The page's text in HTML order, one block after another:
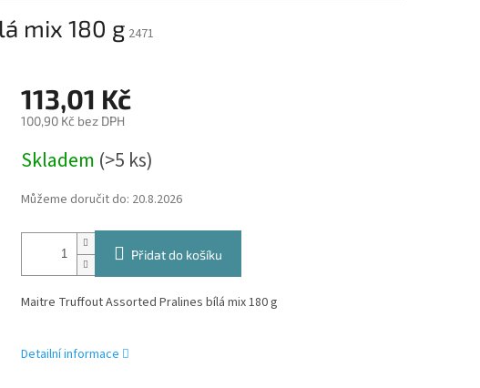
mix 180 g 2471
113,01 Kč
100,90 Kč bez DPH
cena:
Skladem (>5 ks)
Můžeme doručit do: 20.8.2026
Přidat do košíku
Maitre Truffout Assorted Pralines bílá mix 180 g
Detailní informace